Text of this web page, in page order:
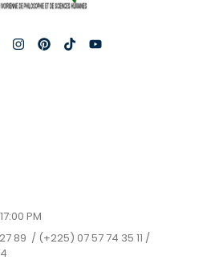
PM
89 / (+225) 07 57 74 35 11 /